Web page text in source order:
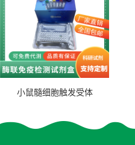
小鼠髓细胞触发受体